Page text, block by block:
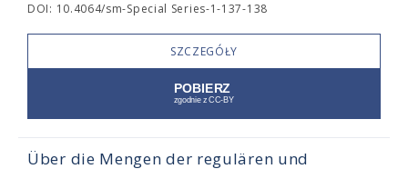
DOI: 10.4064/sm-Special Series-1-137-138
SZCZEGÓŁY
Über die Mengen der regulären und